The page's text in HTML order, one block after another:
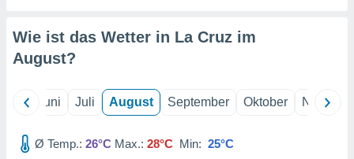
zur
von
Wie ist das Wetter in La Cruz im
August?
Juni Juli August September Oktober
Ø Temp.: 26°C Max.: 28°C Min: 25°C